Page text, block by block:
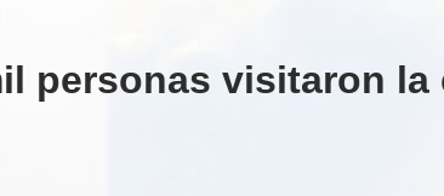
personas visitaron